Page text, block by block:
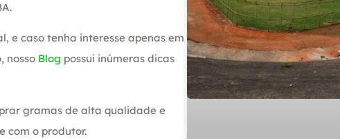
e caso tenha interesse apenas em
nosso Blog possui inúmeras dicas
gramas de alta qualidade e
com o produtor.